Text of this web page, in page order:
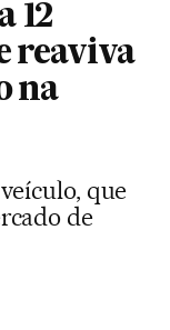
12
reaviva
na
que
de